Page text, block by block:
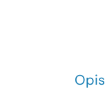
Opis